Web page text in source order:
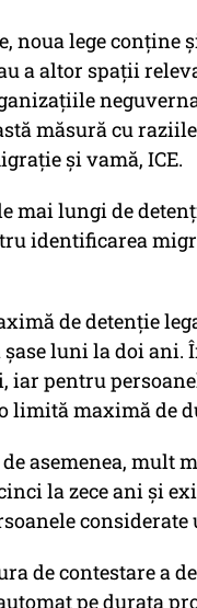
noua lege conține
a altor spații
măsură cu
și vamă, ICE.
mai lungi de
identificarea
de detenție
luni la doi ani.
iar pentru
limită maximă de
asemenea, mult
la zece ani și
considerate
de contestare a
pe durata